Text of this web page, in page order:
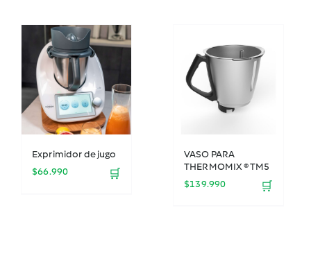
Exprimidor de jugo
$66.990 🛒
VASO PARA
THERMOMIX ® TM5
$139.990 🛒